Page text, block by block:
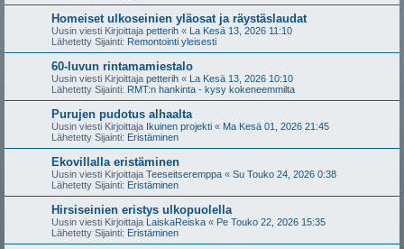
Homeiset ulkoseinien yläosat ja räystäslaudat
Uusin viesti Kirjoittaja petterih « La Kesä 13, 2026 11:10
Lähetetty Sijainti: Remontointi yleisesti
60-luvun rintamamiestalo
Uusin viesti Kirjoittaja petterih « La Kesä 13, 2026 10:10
Lähetetty Sijainti: RMT:n hankinta - kysy kokeneemmilta
Purujen pudotus alhaalta
Uusin viesti Kirjoittaja Ikuinen projekti « Ma Kesä 01, 2026 21:45
Lähetetty Sijainti: Eristäminen
Ekovillalla eristäminen
Uusin viesti Kirjoittaja Teeseitseremppa « Su Touko 24, 2026 0:38
Lähetetty Sijainti: Eristäminen
Hirsiseinien eristys ulkopuolella
Uusin viesti Kirjoittaja LaiskaReiska « Pe Touko 22, 2026 15:35
Lähetetty Sijainti: Eristäminen